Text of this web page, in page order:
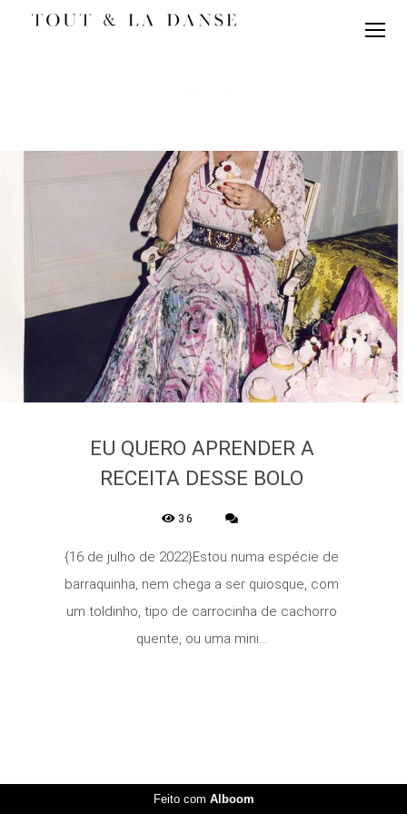
EU QUERO APRENDER A
RECEITA DESSE BOLO
36
{16 de julho de 2022}Estou numa espécie de
barraquinha, nem chega a ser quiosque, com
um toldinho, tipo de carrocinha de cachorro
quente, ou uma mini...
Feito com Alboom